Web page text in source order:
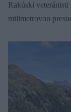
Rakúski
milimetrovou